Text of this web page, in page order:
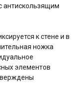
антискользящим
к стене и в
ножка
элементов